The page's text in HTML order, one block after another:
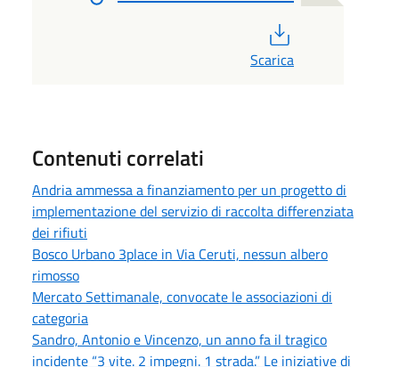
Scarica
Contenuti correlati
Andria ammessa a finanziamento per un progetto di
implementazione del servizio di raccolta differenziata
dei rifiuti
Bosco Urbano 3place in Via Ceruti, nessun albero
rimosso
Mercato Settimanale, convocate le associazioni di
categoria
Sandro, Antonio e Vincenzo, un anno fa il tragico
incidente “3 vite. 2 impegni. 1 strada.” Le iniziative di